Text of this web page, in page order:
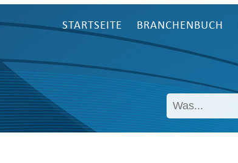
STARTSEITE BRANCHENBUCH